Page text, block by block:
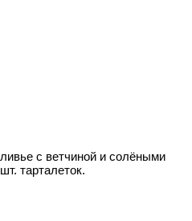
с ветчиной и солёными
тарталеток.